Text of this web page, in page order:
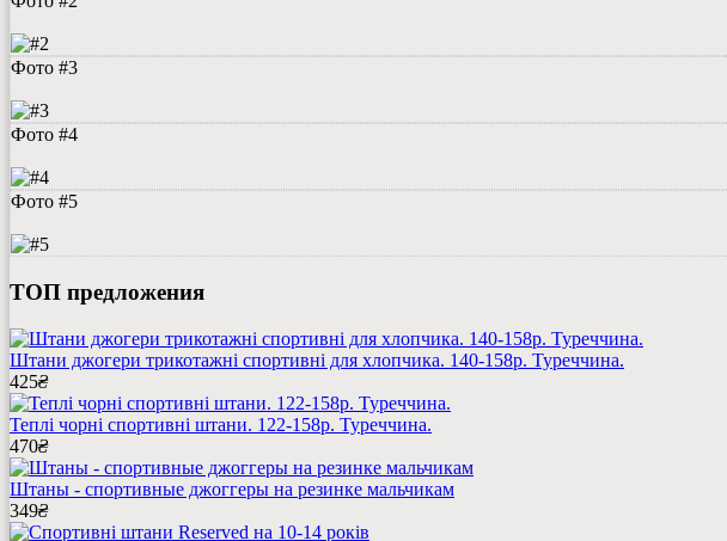
Фото #3
Фото #4
Фото #5
ТОП предложения
Штани джогери трикотажні спортивні для хлопчика. 140-158р. Туреччина.
425₴
Теплі чорні спортивні штани. 122-158р. Туреччина.
470₴
Штаны - спортивные джоггеры на резинке мальчикам
349₴